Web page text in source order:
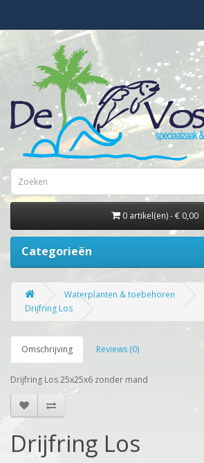
0 artikel(en) - € 0,00
Categorieën
Waterplanten & toebehoren
Drijfring Los
Omschrijving Reviews (0)
Drijfring Los 25x25x6 zonder mand
Drijfring Los